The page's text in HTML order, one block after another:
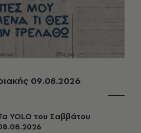
09.08.2026
YOLO του Σαββάτου